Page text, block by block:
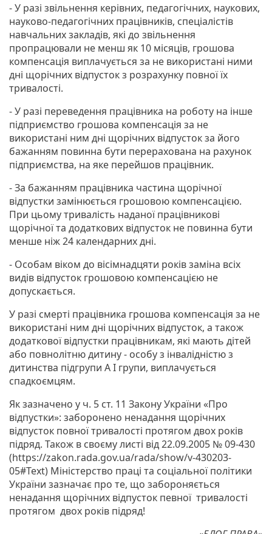
- У разі звільнення керівних, педагогічних, наукових,
науково-педагогічних працівників, спеціалістів
навчальних закладів, які до звільнення
пропрацювали не менш як 10 місяців, грошова
компенсація виплачується за не використані ними
дні щорічних відпусток з розрахунку повної їх
тривалості.
- У разі переведення працівника на роботу на інше
підприємство грошова компенсація за не
використані ним дні щорічних відпусток за його
бажанням повинна бути перерахована на рахунок
підприємства, на яке перейшов працівник.
- За бажанням працівника частина щорічної
відпустки замінюється грошовою компенсацією.
При цьому тривалість наданої працівникові
щорічної та додаткових відпусток не повинна бути
менше ніж 24 календарних дні.
- Особам віком до вісімнадцяти років заміна всіх
видів відпусток грошовою компенсацією не
допускається.
У разі смерті працівника грошова компенсація за не
використані ним дні щорічних відпусток, а також
додаткової відпустки працівникам, які мають дітей
або повнолітню дитину - особу з інвалідністю з
дитинства підгрупи А I групи, виплачується
спадкоємцям.
Як зазначено у ч. 5 ст. 11 Закону України «Про
відпустки»: заборонено ненадання щорічних
відпусток повної тривалості протягом двох років
підряд. Також в своєму листі від 22.09.2005 № 09-430
(https://zakon.rada.gov.ua/rada/show/v-430203-
05#Text) Міністерство праці та соціальної політики
України зазначає про те, що забороняється
ненадання щорічних відпусток певної тривалості
протягом двох років підряд!